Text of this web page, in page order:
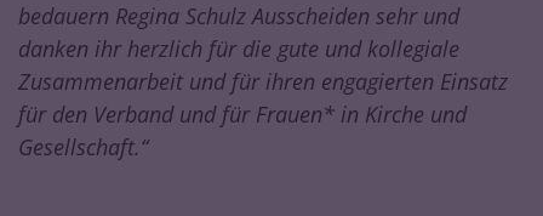
bedauern Regina Schulz Ausscheiden sehr und
danken ihr herzlich für die gute und kollegiale
Zusammenarbeit und für ihren engagierten Einsatz
für den Verband und für Frauen* in Kirche und
Gesellschaft.“